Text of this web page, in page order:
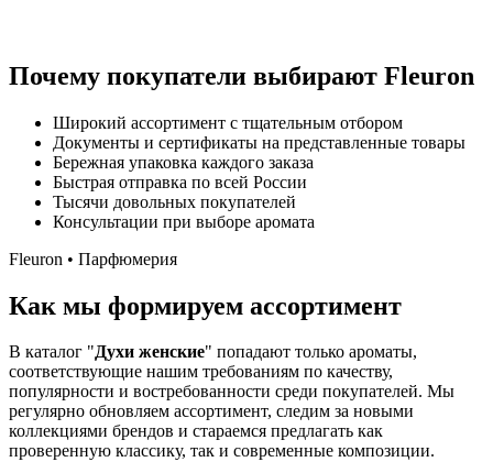
Почему покупатели выбирают Fleuron
Широкий ассортимент с тщательным отбором
Документы и сертификаты на представленные товары
Бережная упаковка каждого заказа
Быстрая отправка по всей России
Тысячи довольных покупателей
Консультации при выборе аромата
Fleuron • Парфюмерия
Как мы формируем ассортимент
В каталог "Духи женские" попадают только ароматы,
соответствующие нашим требованиям по качеству,
популярности и востребованности среди покупателей. Мы
регулярно обновляем ассортимент, следим за новыми
коллекциями брендов и стараемся предлагать как
проверенную классику, так и современные композиции.